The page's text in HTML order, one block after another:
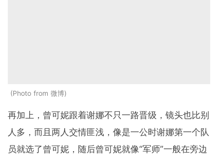
Photo from 微博
再加上，曾可妮跟着谢娜不只一路晋级，镜头也比别
人多，而且两人交情匪浅，像是一公时谢娜第一个队
员就选了曾可妮，随后曾可妮就像“军师”一般在旁边